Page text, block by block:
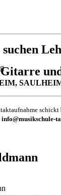
info@musikschule-